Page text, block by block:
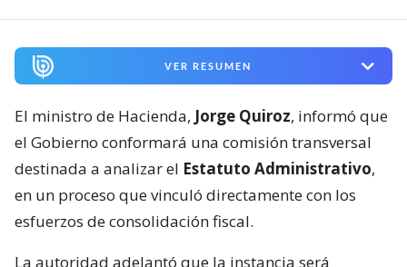
VER RESUMEN
El ministro de Hacienda, Jorge Quiroz, informó que
el Gobierno conformará una comisión transversal
destinada a analizar el Estatuto Administrativo,
en un proceso que vinculó directamente con los
esfuerzos de consolidación fiscal.
La autoridad adelantó que la instancia será